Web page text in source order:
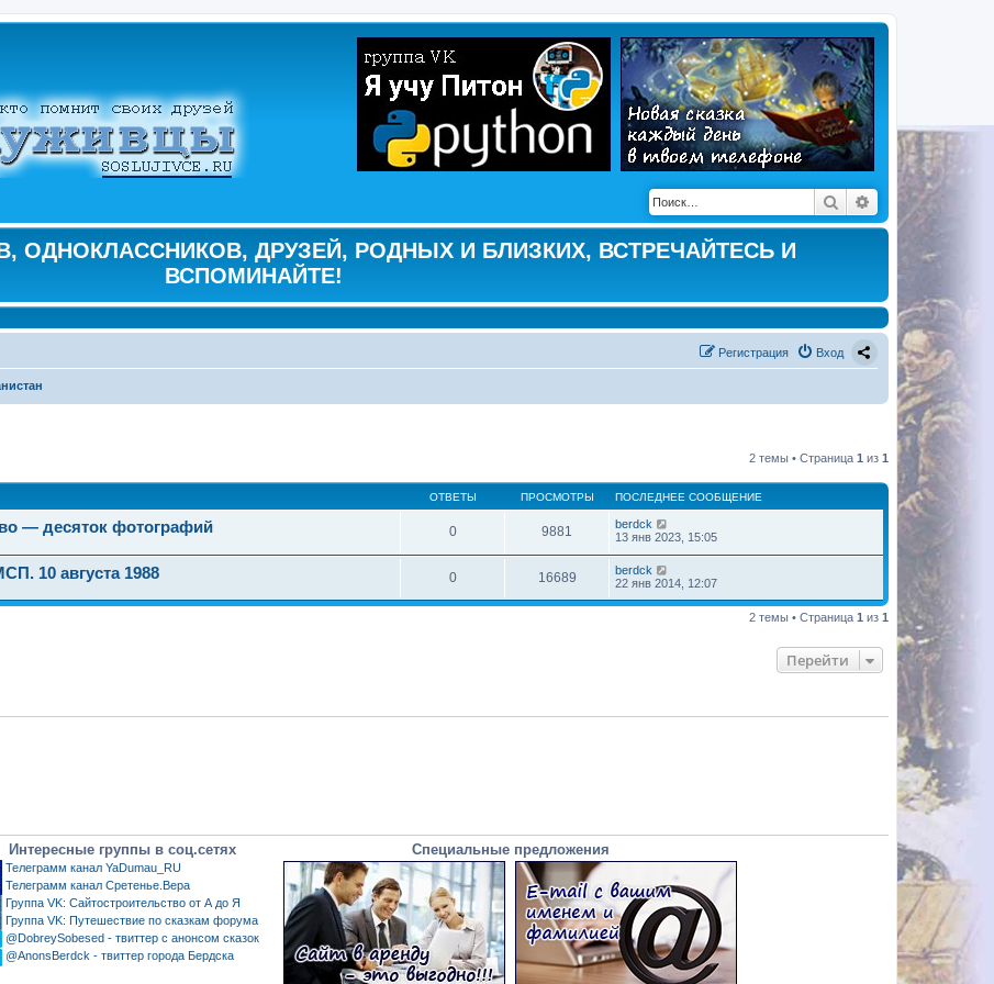
Поиск Расширенный
ОДНОКЛАССНИКОВ, ДРУЗЕЙ, РОДНЫХ И БЛИЗКИХ, ВСТРЕЧАЙТЕСЬ И
ВСПОМИНАЙТЕ!
Вход
Регистрация
2 темы • Страница 1 из 1
ОТВЕТЫ ПРОСМОТРЫ ПОСЛЕДНЕЕ СООБЩЕНИЕ
— десяток фотографий 0 9881
berdck
13 янв 2023, 15:05
10 августа 1988 0 16689
berdck
22 янв 2014, 12:07
2 темы • Страница 1 из 1
Перейти
Интересные группы в соц.сетях
Телеграмм канал YaDumau_RU
Телеграмм канал Сретенье.Вера
Группа VK: Сайтостроительство от А до Я
Группа VK: Путешествие по сказкам форума
@DobreySobesed - твиттер с анонсом сказок
@AnonsBerdck - твиттер города Бердска
Специальные предложения